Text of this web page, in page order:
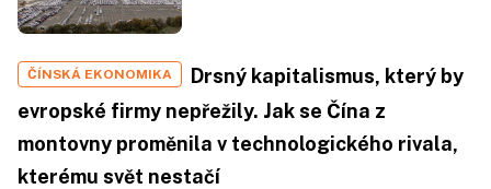
ČÍNSKÁ EKONOMIKA
Drsný kapitalismus, který by
evropské firmy nepřežily. Jak se Čína z
montovny proměnila v technologického rivala,
kterému svět nestačí